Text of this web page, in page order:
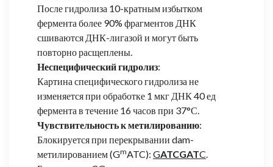
После гидролиза 10-кратным избытком
фермента более 90% фрагментов ДНК
сшиваются ДНК-лигазой и могут быть
повторно расщеплены.
Неспецифический гидролиз:
Картина специфического гидролиза не
изменяется при обработке 1 мкг ДНК 40 ед
фермента в течение 16 часов при 37°С.
Чувствительность к метилированию:
Блокируется при перекрывании dam-
метилированием (GmATC): GATCGATC